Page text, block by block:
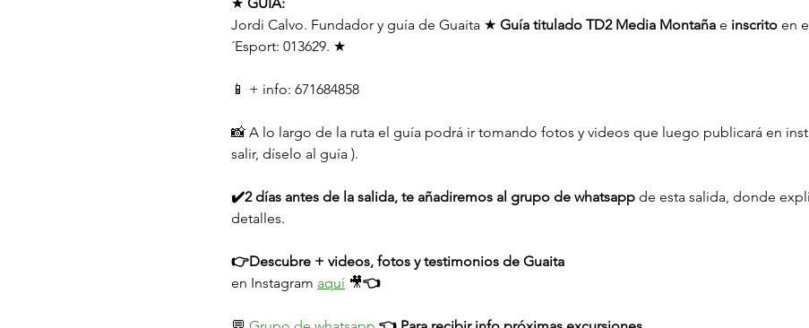
Jordi Calvo. Fundador y guía de Guaita ★ Guía titulado TD2 Media Montaña e inscrito en
´Esport: 013629. ★
📱 + info: 671684858
📸 A lo largo de la ruta el guía podrá ir tomando fotos y videos que luego publicará en
salir, díselo al guía ).
✔️2 días antes de la salida, te añadiremos al grupo de whatsapp de esta salida, donde
detalles.
👉Descubre + videos, fotos y testimonios de Guaita
en Instagram aquí 🎥👈